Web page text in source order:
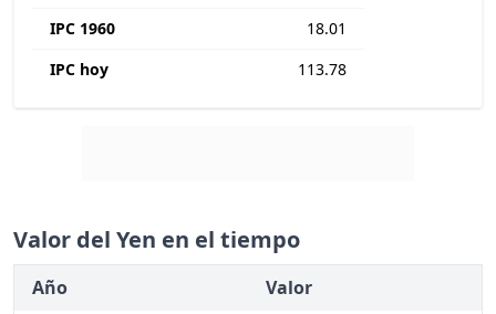
IPC 1960
18.01
IPC hoy
113.78
Valor del Yen en el tiempo
Año
Valor